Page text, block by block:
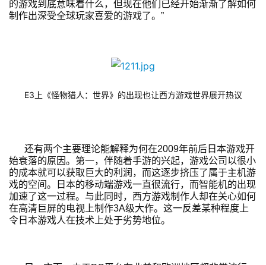
页
界
手
机
游
的游戏到底意味着什么，但现在他们已经开始渐渐了解如何
制作出深受全球玩家喜爱的游戏了。”
E3上《怪物猎人：世界》的出现也让西方游戏世界展开热议
还有两个主要理论能解释为何在2009年前后日本游戏开
始衰落的原因。第一，伴随着手游的兴起，游戏公司以很小
的成本就可以获取巨大的利润，而这逐步挤压了属于主机游
戏的空间。日本的移动端游戏一直很流行，而智能机的出现
加速了这一过程。与此同时，西方游戏制作人却在关心如何
在高清巨屏的电视上制作3A级大作。这一反差某种程度上
令日本游戏人在技术上处于劣势地位。